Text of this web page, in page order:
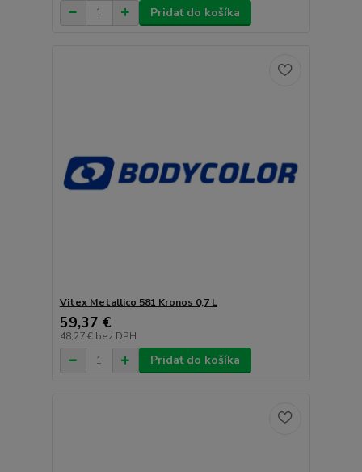
Pridať do košíka
Vitex Metallico 581 Kronos 0,7 L
59,37 €
48,27 € bez DPH
Pridať do košíka